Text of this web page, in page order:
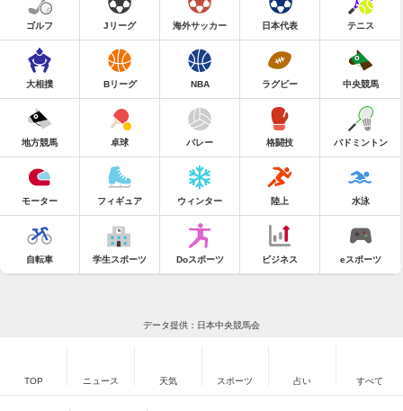
ゴルフ Jリーグ 海外サッカー 日本代表 テニス
大相撲 Bリーグ NBA ラグビー 中央競馬
地方競馬 卓球 バレー 格闘技 バドミントン
モーター フィギュア ウィンター 陸上 水泳
自転車 学生スポーツ Doスポーツ ビジネス eスポーツ
データ提供：日本中央競馬会
TOP ニュース 天気 スポーツ 占い すべて